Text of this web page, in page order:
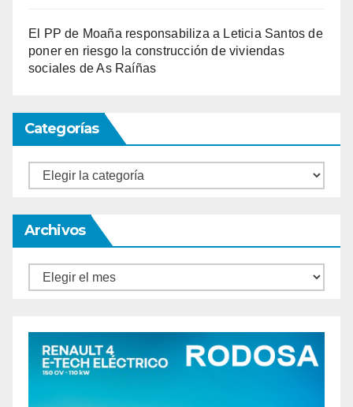
El PP de Moaña responsabiliza a Leticia Santos de
poner en riesgo la construcción de viviendas
sociales de As Raíñas
Categorías
Categorías
Archivos
Archivos